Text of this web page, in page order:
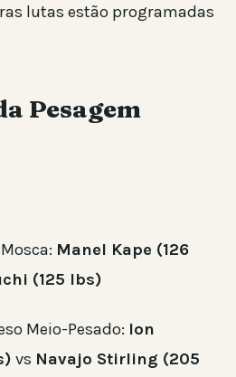
lutas estão programadas
Pesagem
Manel Kape (126
(125 lbs)
Meio-Pesado: Ion
vs Navajo Stirling (205